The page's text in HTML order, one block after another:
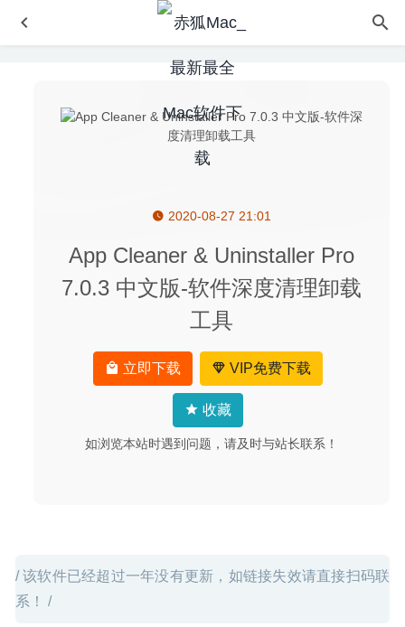
2020-08-27 21:01
App Cleaner & Uninstaller Pro
7.0.3 中文版-软件深度清理卸载
工具
立即下载 VIP免费下载
收藏
如浏览本站时遇到问题，请及时与站长联系！
/ 该软件已经超过一年没有更新，如链接失效请直接扫码联
系！ /
Terminus 1.0.113 免费版-支持SSH的mac终端模拟器
小而美的日历软件 TinyCal 1.15.0 for mac中文破解版
2020-02-14
iRightMouse 1.1.7 中文版-最强大的Mac右键菜单扩展工具
Visual Studio Code 1.43.0 for Mac中文版-微软轻量开源全
能代码编辑器 2020-03-11
Adguard 2.5.0(864) Nightly 中文版-世界上最高级的广告过
2020-09-07